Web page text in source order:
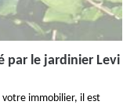
par le jardinier Levi
immobilier, il est